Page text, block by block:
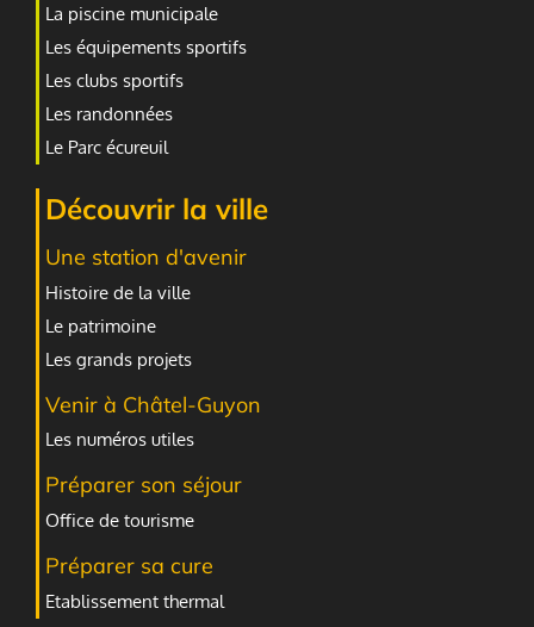
La piscine municipale
Les équipements sportifs
Les clubs sportifs
Les randonnées
Le Parc écureuil
Découvrir la ville
Une station d'avenir
Histoire de la ville
Le patrimoine
Les grands projets
Venir à Châtel-Guyon
Les numéros utiles
Préparer son séjour
Office de tourisme
Préparer sa cure
Etablissement thermal